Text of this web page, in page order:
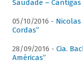
Saudade – Cantigas
05/10/2016 - Nicolas
Cordas”
28/09/2016 - Cia.
Américas”